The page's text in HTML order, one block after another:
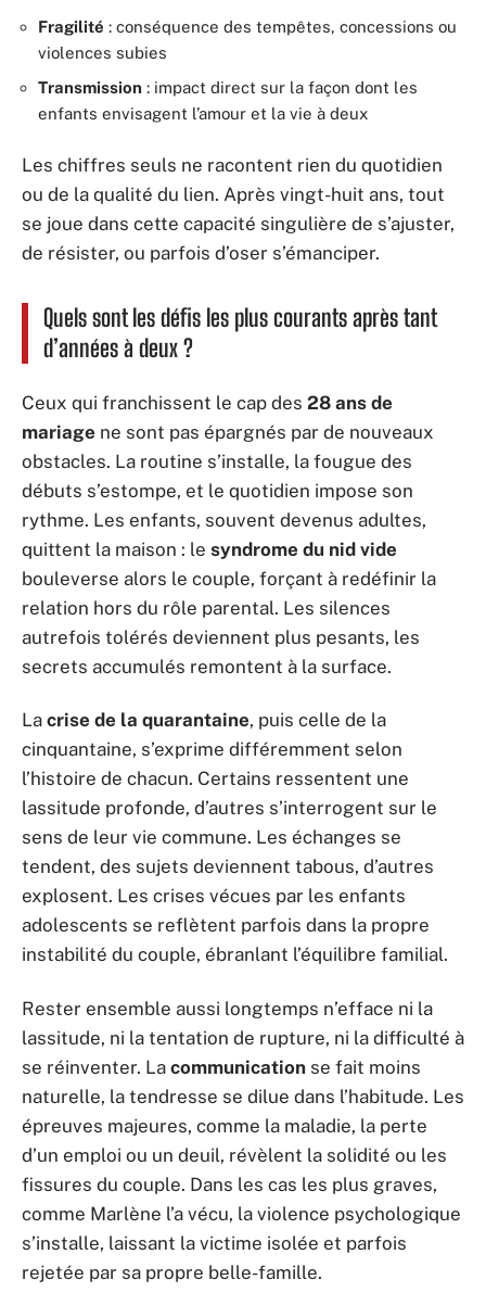
Fragilité : conséquence des tempêtes, concessions ou
violences subies
Transmission : impact direct sur la façon dont les
enfants envisagent l’amour et la vie à deux
Les chiffres seuls ne racontent rien du quotidien
ou de la qualité du lien. Après vingt-huit ans, tout
se joue dans cette capacité singulière de s’ajuster,
de résister, ou parfois d’oser s’émanciper.
Quels sont les défis les plus courants après tant
d’années à deux ?
Ceux qui franchissent le cap des 28 ans de
mariage ne sont pas épargnés par de nouveaux
obstacles. La routine s’installe, la fougue des
débuts s’estompe, et le quotidien impose son
rythme. Les enfants, souvent devenus adultes,
quittent la maison : le syndrome du nid vide
bouleverse alors le couple, forçant à redéfinir la
relation hors du rôle parental. Les silences
autrefois tolérés deviennent plus pesants, les
secrets accumulés remontent à la surface.
La crise de la quarantaine, puis celle de la
cinquantaine, s’exprime différemment selon
l’histoire de chacun. Certains ressentent une
lassitude profonde, d’autres s’interrogent sur le
sens de leur vie commune. Les échanges se
tendent, des sujets deviennent tabous, d’autres
explosent. Les crises vécues par les enfants
adolescents se reflètent parfois dans la propre
instabilité du couple, ébranlant l’équilibre familial.
Rester ensemble aussi longtemps n’efface ni la
lassitude, ni la tentation de rupture, ni la difficulté à
se réinventer. La communication se fait moins
naturelle, la tendresse se dilue dans l’habitude. Les
épreuves majeures, comme la maladie, la perte
d’un emploi ou un deuil, révèlent la solidité ou les
fissures du couple. Dans les cas les plus graves,
comme Marlène l’a vécu, la violence psychologique
s’installe, laissant la victime isolée et parfois
rejetée par sa propre belle-famille.